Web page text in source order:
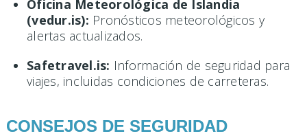
Oficina Meteorológica de Islandia
(vedur.is): Pronósticos meteorológicos y
alertas actualizados.
Safetravel.is: Información de seguridad para
viajes, incluidas condiciones de carreteras.
CONSEJOS DE SEGURIDAD